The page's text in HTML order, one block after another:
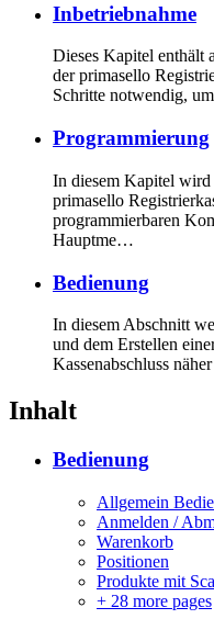
Inbetriebnahme
Dieses Kapitel enthält
der primasello
Schritte notwendig,
Programmierung
In diesem Kapitel
primasello
programmierbaren
Hauptme…
Bedienung
In diesem Abschnitt
und dem Erstellen
Kassenabschluss
Inhalt
Bedienung
Allgemein
Anmelden /
Warenkorb
Positionen
Produkte mit
+ 28 more pages